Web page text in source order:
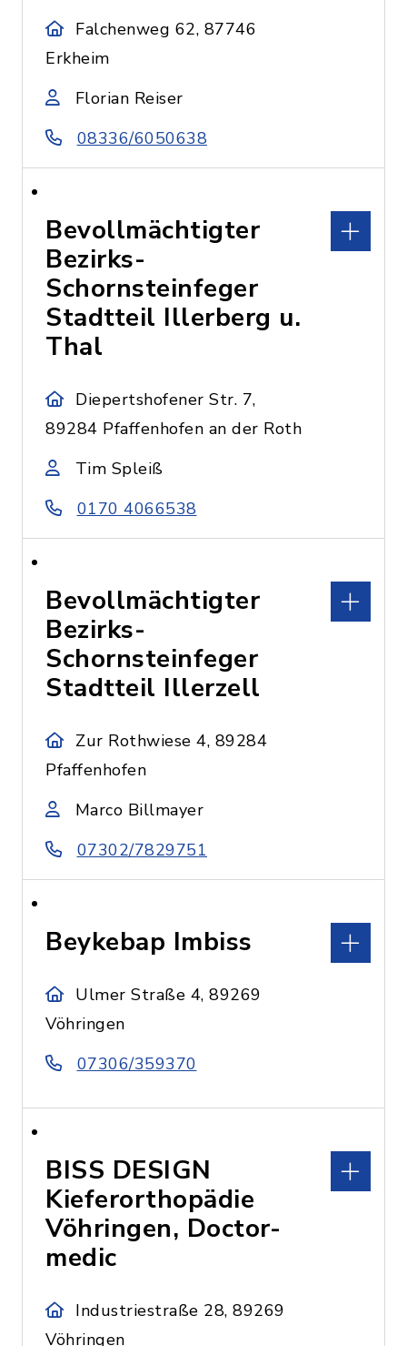
Falchenweg 62, 87746
Erkheim
Florian Reiser
08336/6050638
Bevollmächtigter
Bezirks-
Schornsteinfeger
Stadtteil Illerberg u.
Thal
Diepertshofener Str. 7,
89284 Pfaffenhofen an der Roth
Tim Spleiß
0170 4066538
Bevollmächtigter
Bezirks-
Schornsteinfeger
Stadtteil Illerzell
Zur Rothwiese 4, 89284
Pfaffenhofen
Marco Billmayer
07302/7829751
Beykebap Imbiss
Ulmer Straße 4, 89269
Vöhringen
07306/359370
BISS DESIGN
Kieferorthopädie
Vöhringen, Doctor-
medic
Industriestraße 28, 89269
Vöhringen